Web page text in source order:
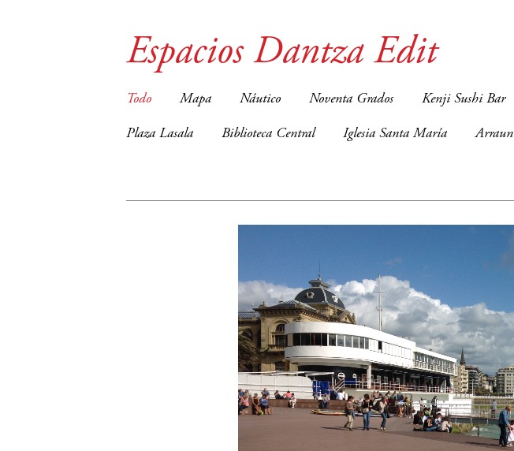
Espacios Dantza Edit
Todo Mapa Náutico Noventa Grados Kenji Sushi Bar
Plaza Lasala Biblioteca Central Iglesia Santa María Arraun